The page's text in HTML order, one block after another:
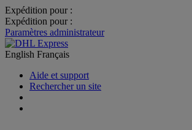
Expédition pour :
Expédition pour :
Paramètres administrateur
English Français
Aide et support
Rechercher un site